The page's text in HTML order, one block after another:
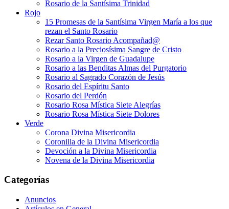
Rosario de la Santísima Trinidad
Rojo
15 Promesas de la Santísima Virgen María a los que
rezan el Santo Rosario
Rezar Santo Rosario Acompañad@
Rosario a la Preciosísima Sangre de Cristo
Rosario a la Virgen de Guadalupe
Rosario a las Benditas Almas del Purgatorio
Rosario al Sagrado Corazón de Jesús
Rosario del Espíritu Santo
Rosario del Perdón
Rosario Rosa Mística Siete Alegrías
Rosario Rosa Mística Siete Dolores
Verde
Corona Divina Misericordia
Coronilla de la Divina Misericordia
Devoción a la Divina Misericordia
Novena de la Divina Misericordia
Categorías
Anuncios